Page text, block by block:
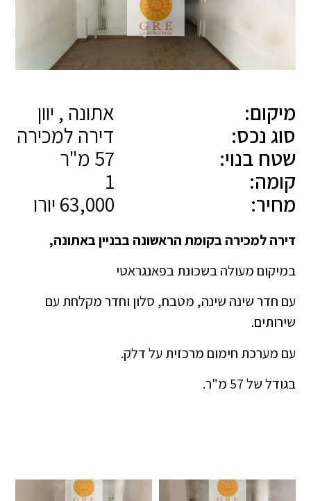
מיקום:
אתונה , יוון
סוג נכס:
דירה למכירה
שטח בנוי:
קומה:
מחיר:
דירה למכירה בקומת הראשונה בבניין באתונה,
במיקום מעולה בשכונת בפאנגראטי
עם חדר שינה שינה, מטבח, סלון וחדר מקלחת עם
שירותים.
עם מערכת חימום מרכזית על דלק.
בגודל של 57 מ"ר.